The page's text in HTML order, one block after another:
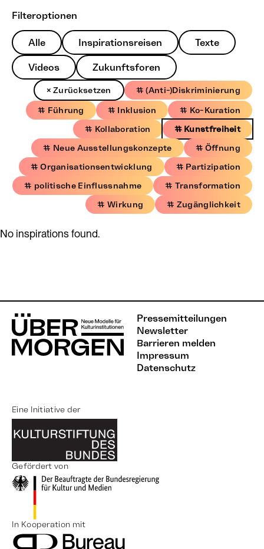
Filteroptionen
Alle Inspirationsreisen Texte
Videos Zukunftsforen
× Zurücksetzen # (Anti-)Diskriminierung
# Führung # Inklusion
# Ko-Kuration
# Kollaboration
# Kunstfreiheit
# Neue Ausstellungskonzepte
# Öffnung
# Organisationsentwicklung
# Partizipation
# politische Einflussnahme
# Transformation
# Wirkung
# Zugänglichkeit
No inspirations found.
Pressemitteilungen
Newsletter
Barrieren melden
Impressum
Datenschutz
Eine Initiative der
Gefördert von
In Kooperation mit